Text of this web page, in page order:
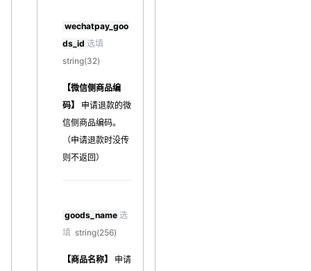
wechatpay_goo
ds_id 选填
string(32)
【微信侧商品编
码】
申请退款的微
信侧商品编码。
（申请退款时没传
则不返回）
goods_name 选
填 string(256)
【商品名称】
申请